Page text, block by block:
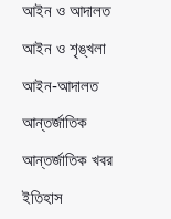
আইন ও আদালত
আইন ও শৃঙ্খলা
আইন-আদালত
আন্তর্জাতিক
আন্তর্জাতিক খবর
ইতিহাস